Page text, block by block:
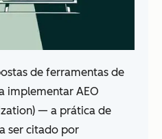
de ferramentas de
implementar AEO
— a prática de
ser citado por